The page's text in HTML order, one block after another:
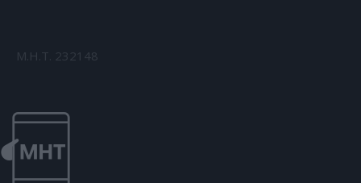
Μ.Η.Τ. 232148